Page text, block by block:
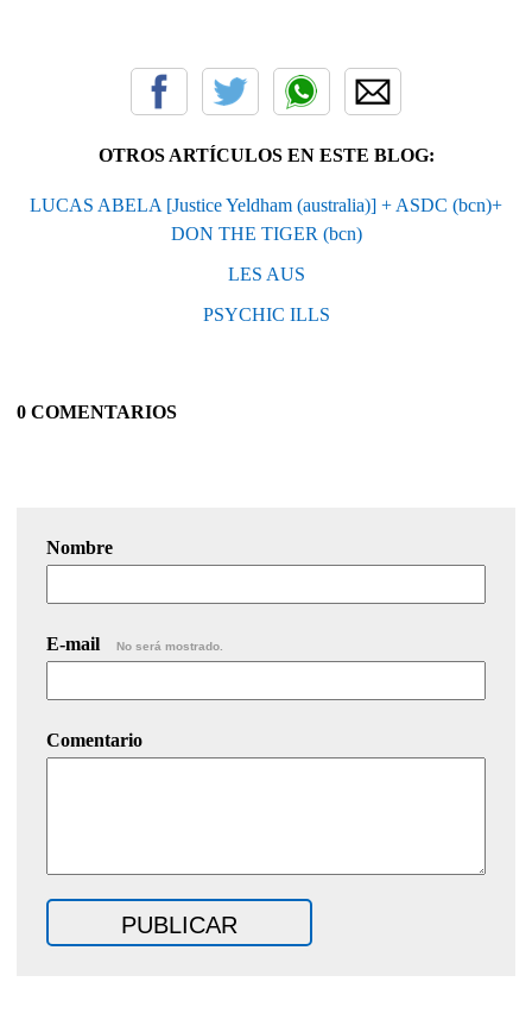
OTROS ARTÍCULOS EN ESTE BLOG:
LUCAS ABELA [Justice Yeldham (australia)] + ASDC (bcn)+
DON THE TIGER (bcn)
LES AUS
PSYCHIC ILLS
0 COMENTARIOS
Nombre
E-mail No será mostrado.
Comentario